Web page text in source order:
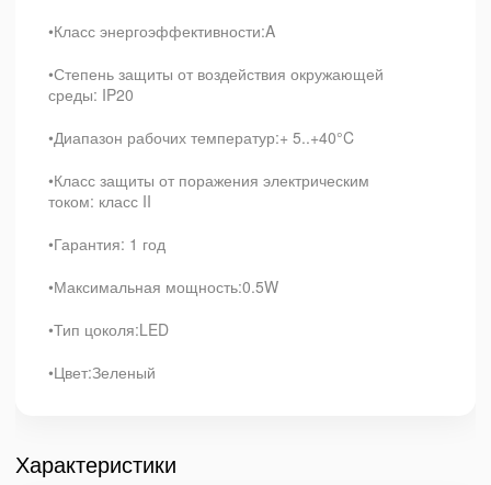
•Класс энергоэффективности:A
•Степень защиты от воздействия окружающей
среды: IP20
•Диапазон рабочих температур:+ 5..+40°C
•Класс защиты от поражения электрическим
током: класс II
•Гарантия: 1 год
•Максимальная мощность:0.5W
•Тип цоколя:LED
•Цвет:Зеленый
Характеристики